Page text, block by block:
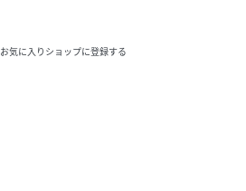
お気に入りショップに登録する